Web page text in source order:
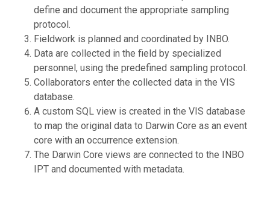
define and document the appropriate sampling
protocol.
Fieldwork is planned and coordinated by INBO.
Data are collected in the field by specialized
personnel, using the predefined sampling protocol.
Collaborators enter the collected data in the VIS
database.
A custom SQL view is created in the VIS database
to map the original data to Darwin Core as an event
core with an occurrence extension.
The Darwin Core views are connected to the INBO
IPT and documented with metadata.